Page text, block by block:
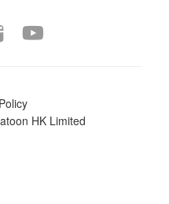

HK Limited